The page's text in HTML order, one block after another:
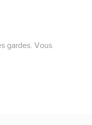
gardes. Vous